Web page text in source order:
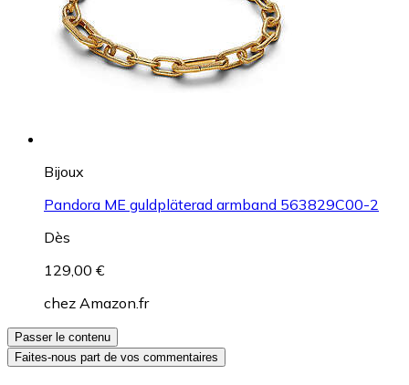
Bijoux
Pandora ME guldpläterad armband 563829C00-2
Dès
129,00 €
chez Amazon.fr
Passer le contenu
Faites-nous part de vos commentaires